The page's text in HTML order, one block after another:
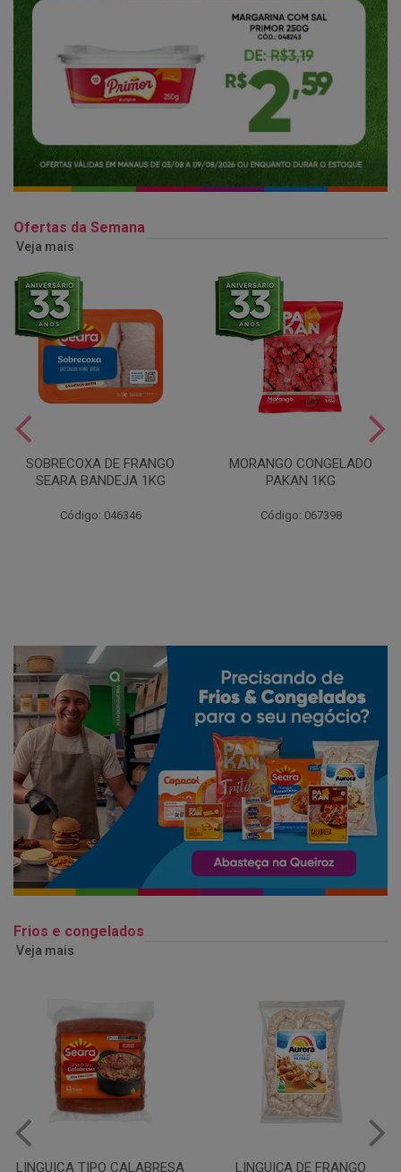
Ofertas da Semana
Veja mais
SOBRECOXA DE FRANGO
SEARA BANDEJA 1KG
Código: 046346
MORANGO CONGELADO
PAKAN 1KG
Código: 067398
Frios e congelados
Veja mais
LINGUIÇA DE FRANGO QUEIJO MUSSARELA